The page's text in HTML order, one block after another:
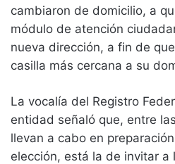
cambiaron de domicilio, a
módulo de atención
nueva dirección, a fin de
casilla más cercana a su
La vocalía del Registro
entidad señaló que, entre
llevan a cabo en
elección, está la de invitar a